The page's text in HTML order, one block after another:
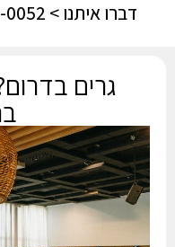
דברו איתנו > 072-216-0052
גרים